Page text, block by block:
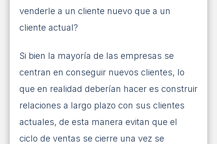
BLOGvenderle a un cliente nuevo que a un
cliente actual?
Si bien la mayoría de las empresas se
centran en conseguir nuevos clientes, lo
que en realidad deberían hacer es construir
relaciones a largo plazo con sus clientes
actuales, de esta manera evitan que el
ciclo de ventas se cierre una vez se